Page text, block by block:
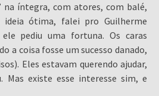
na íntegra, com atores, com balé,
ótima, falei pro Guilherme
pediu uma fortuna. Os caras
a coisa fosse um sucesso danado,
Eles estavam querendo ajudar,
Mas existe esse interesse sim, e